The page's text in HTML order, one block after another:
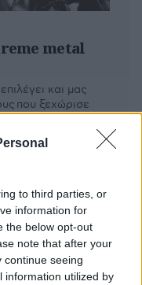
to third parties, or
information for
the below opt-out
note that after your
continue seeing
information utilized by
metal
και μας
που ξεχώρισε